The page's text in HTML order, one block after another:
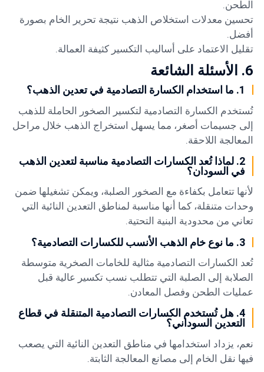
الطحن.
تحسين معدلات استخلاص الذهب نتيجة تحرير الخام بصورة
أفضل.
تقليل الاعتماد على أساليب التكسير كثيفة العمالة.
6. الأسئلة الشائعة
1. ما استخدام الكسارة التصادمية في تعدين الذهب؟
تُستخدم الكسارة التصادمية لتكسير الصخور الحاملة للذهب
إلى جسيمات أصغر، مما يسهل استخراج الذهب خلال مراحل
المعالجة اللاحقة.
2. لماذا تُعد الكسارات التصادمية مناسبة لتعدين الذهب
في السودان؟
لأنها تتعامل بكفاءة مع الصخور الصلبة، ويمكن تشغيلها ضمن
وحدات متنقلة، كما أنها مناسبة لمناطق التعدين النائية التي
تعاني من محدودية البنية التحتية.
3. ما نوع خام الذهب الأنسب للكسارات التصادمية؟
تُعد الكسارات التصادمية مثالية للخامات الصخرية متوسطة
الصلابة إلى الصلبة التي تتطلب نسب تكسير عالية قبل
عمليات الطحن وفصل المعادن.
4. هل تُستخدم الكسارات التصادمية المتنقلة في قطاع
التعدين السوداني؟
نعم، يزداد استخدامها في مناطق التعدين النائية التي يصعب
فيها نقل الخام إلى مصانع المعالجة الثابتة.